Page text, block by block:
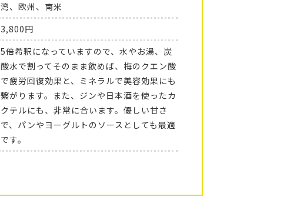
湾、欧州、南米
3,800円
5倍希釈になっていますので、水やお湯、炭
酸水で割ってそのまま飲めば、梅のクエン酸
で疲労回復効果と、ミネラルで美容効果にも
繋がります。また、ジンや日本酒を使ったカ
クテルにも、非常に合います。優しい甘さ
で、パンやヨーグルトのソースとしても最適
です。